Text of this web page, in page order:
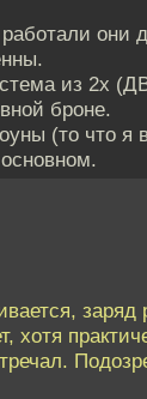
они
из 2х
броне.
(то что я
хотя